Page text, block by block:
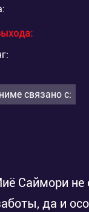
связано с:
Саймори
да и